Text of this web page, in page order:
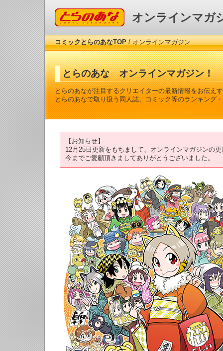
コミックとらのあな オンラインマガ
コミックとらのあなTOP/ オンラインマガジン
とらのあな オンラインマガジン！
とらのあなが注目するクリエイターの最新情報をお伝え
とらのあなで取り扱う同人誌、コミック等のランキング
【お知らせ】
12月25日更新をもちまして、オンラインマガジンの
今までご愛顧頂きましてありがとうございました。